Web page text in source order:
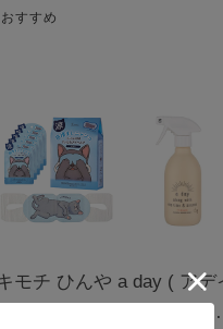
すすめ
モチ ひんや a day ( アデ
) アロマルー